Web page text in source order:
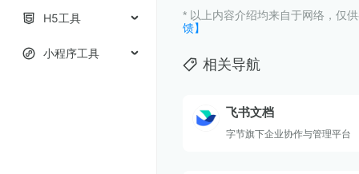
H5工具
小程序工具
* 以上内容介绍均来自于网络，仅
馈】
相关导航
飞书文档
字节旗下企业协作与管理平台